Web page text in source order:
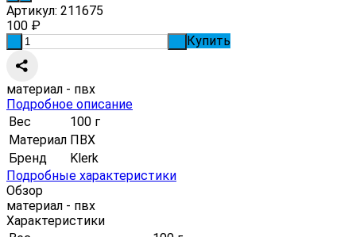
Артикул: 211675
100 ₽
Купить
материал - пвх
Подробное описание
Вес
100 г
Материал ПВХ
Бренд
Klerk
Подробные характеристики
Обзор
материал - пвх
Характеристики